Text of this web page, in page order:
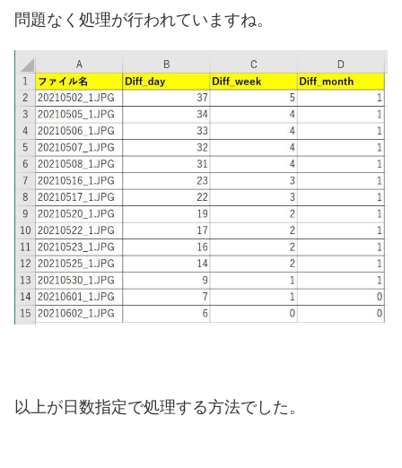
問題なく処理が行われていますね。
以上が日数指定で処理する方法でした。